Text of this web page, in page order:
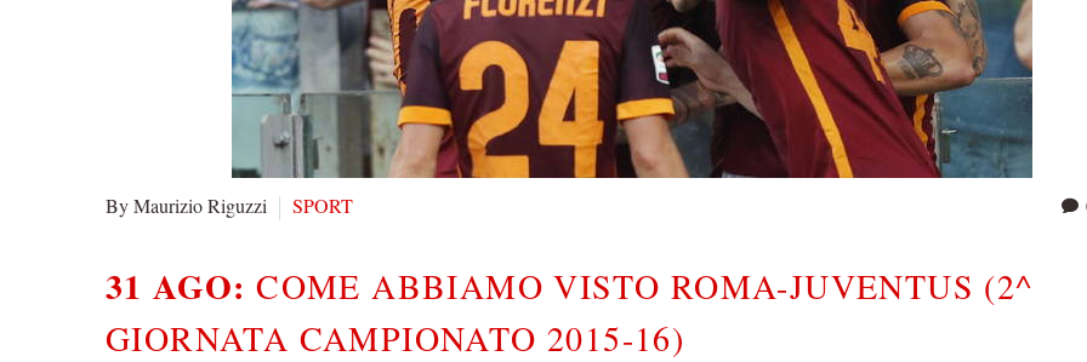
By Maurizio Riguzzi SPORT
31 AGO:COME ABBIAMO VISTO ROMA-JUVENTUS (2^
GIORNATA CAMPIONATO 2015-16)